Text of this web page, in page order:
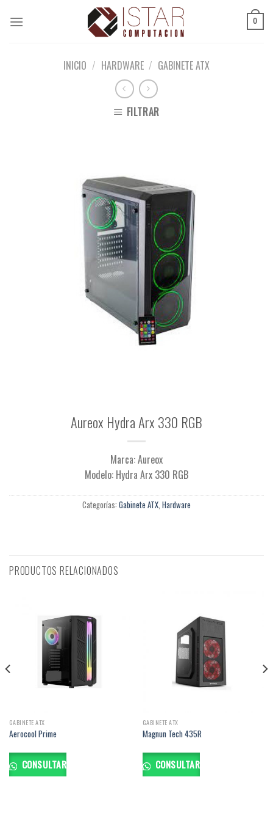
0
INICIO / HARDWARE / GABINETE ATX
FILTRAR
Aureox Hydra Arx 330 RGB
Marca: Aureox
Modelo: Hydra Arx 330 RGB
Categorías: Gabinete ATX Hardware
PRODUCTOS RELACIONADOS
GABINETE ATX
Aerocool Prime
CONSULTAR
GABINETE ATX
Magnun Tech 435R
CONSULTAR